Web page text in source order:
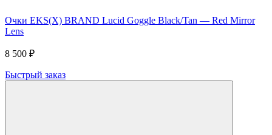
Очки EKS(X) BRAND Lucid Goggle Black/Tan — Red Mirror
Lens
8 500 ₽
Быстрый заказ